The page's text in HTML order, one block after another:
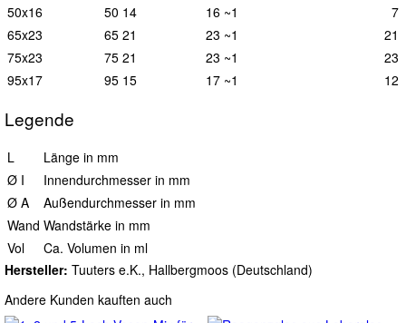
50x16
50 14 16 ~1
7
65x23
65 21 23 ~1
21
75x23
75 21 23 ~1
23
95x17
95 15 17 ~1 12
Legende
L
Länge in mm
Ø I
Innendurchmesser in mm
Ø A
Außendurchmesser in mm
Wand Wandstärke in mm
Vol
Ca. Volumen in ml
Hersteller: Tuuters e.K., Hallbergmoos (Deutschland)
Andere Kunden kauften auch